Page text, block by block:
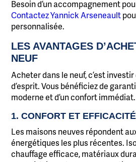
Besoin d’un accompagnement
Contactez Yannick Arseneault
personnalisée.
LES AVANTAGES
NEUF
Acheter dans le neuf, c’est
d’esprit. Vous bénéficiez de
moderne et d’un confort immédiat.
1. CONFORT ET
Les maisons neuves répondent
énergétiques les plus récentes.
chauffage efficace, matériaux